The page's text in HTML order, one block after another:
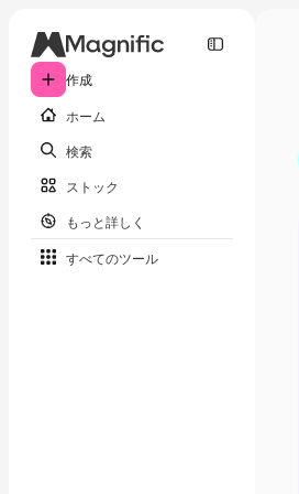
作成
ホーム
検索
ストック
もっと詳しく
すべてのツール